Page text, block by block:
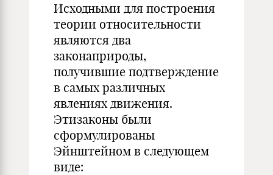
Исходными для построения
теории относительности
являются два
законаприроды,
получившие подтверждение
в самых различных
явлениях движения.
Этизаконы были
сформулированы
Эйнштейном в следующем
виде: